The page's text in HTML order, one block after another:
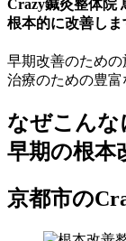
Crazy鍼灸整体院
根本的に改善しま
早期改善のための
治療のための豊富
なぜこんな
早期の根本
京都市の